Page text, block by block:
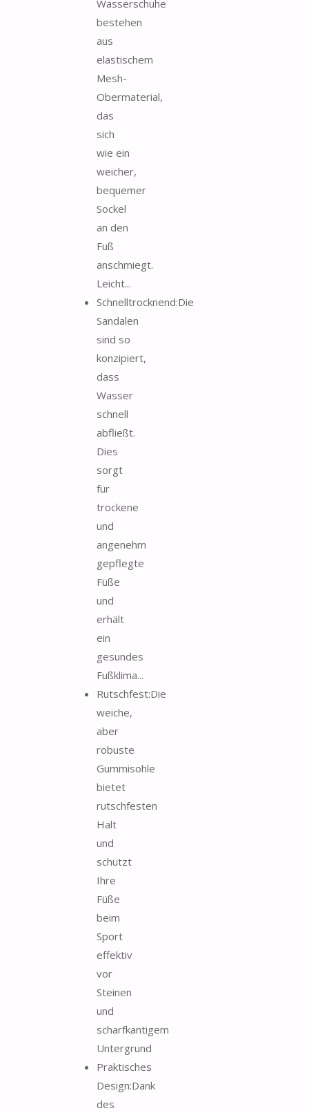
Wasserschuhe
bestehen
aus
elastischem
Mesh-
Obermaterial,
das
sich
wie ein
weicher,
bequemer
Sockel
an den
Fuß
anschmiegt.
Leicht...
Schnelltrocknend:Die
Sandalen
sind so
konzipiert,
dass
Wasser
schnell
abfließt.
Dies
sorgt
für
trockene
und
angenehm
gepflegte
Füße
und
erhält
ein
gesundes
Fußklima...
Rutschfest:Die
weiche,
aber
robuste
Gummisohle
bietet
rutschfesten
Halt
und
schützt
Ihre
Füße
beim
Sport
effektiv
vor
Steinen
und
scharfkantigem
Untergrund
Praktisches
Design:Dank
des